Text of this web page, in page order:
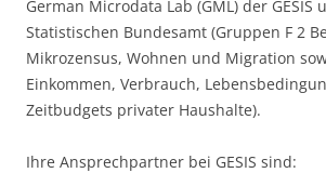
German Microdata Lab (GML) der GESIS
Statistischen Bundesamt (Gruppen F 2
Mikrozensus, Wohnen und Migration
Einkommen, Verbrauch,
Zeitbudgets privater Haushalte).
Ihre Ansprechpartner bei GESIS sind: